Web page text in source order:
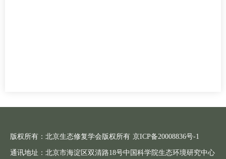
版权所有：北京生态修复学会版权所有 京ICP备20008836号-1
通讯地址：北京市海淀区双清路18号中国科学院生态环境研究中心